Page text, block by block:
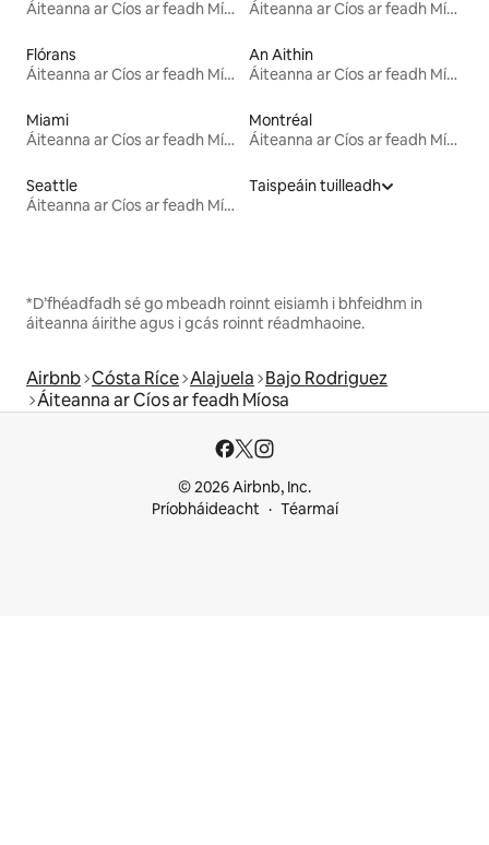
Áiteanna ar Cíos ar feadh Míosa Áiteanna ar Cíos ar feadh Míosa
Flórans
Áiteanna ar Cíos ar feadh Míosa
An Aithin
Áiteanna ar Cíos ar feadh Míosa
Miami
Áiteanna ar Cíos ar feadh Míosa
Montréal
Áiteanna ar Cíos ar feadh Míosa
Seattle
Áiteanna ar Cíos ar feadh Míosa
Taispeáin tuilleadh
*D’fhéadfadh sé go mbeadh roinnt eisiamh i bhfeidhm in
áiteanna áirithe agus i gcás roinnt réadmhaoine.
Airbnb Cósta Ríce Alajuela Bajo Rodriguez
Áiteanna ar Cíos ar feadh Míosa
© 2026 Airbnb, Inc.
Príobháideacht
Téarmaí